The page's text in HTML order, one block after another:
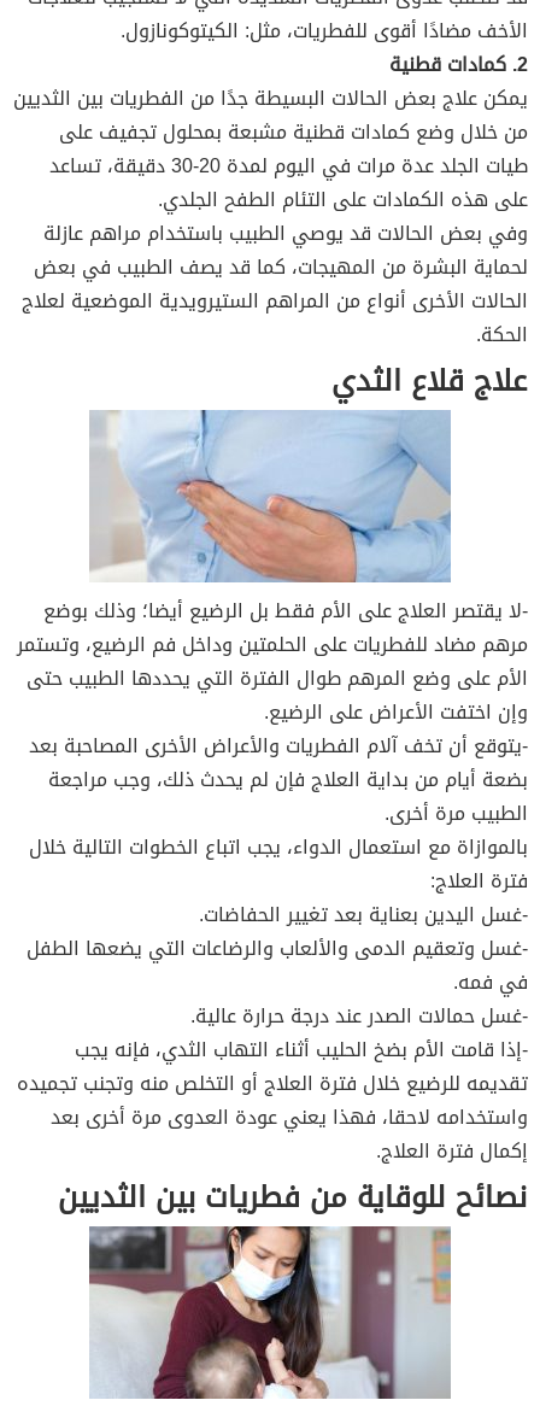
الأخف مضادًا أقوى للفطريات، مثل: الكيتوكونازول.
2. كمادات قطنية
يمكن علاج بعض الحالات البسيطة جدًا من الفطريات بين الثديين
من خلال وضع كمادات قطنية مشبعة بمحلول تجفيف على
طيات الجلد عدة مرات في اليوم لمدة 20-30 دقيقة، تساعد
على هذه الكمادات على التئام الطفح الجلدي.
وفي بعض الحالات قد يوصي الطبيب باستخدام مراهم عازلة
لحماية البشرة من المهيجات، كما قد يصف الطبيب في بعض
الحالات الأخرى أنواع من المراهم الستيرويدية الموضعية لعلاج
الحكة.
علاج قلاع الثدي
-لا يقتصر العلاج على الأم فقط بل الرضيع أيضا؛ وذلك بوضع
مرهم مضاد للفطريات على الحلمتين وداخل فم الرضيع، وتستمر
الأم على وضع المرهم طوال الفترة التي يحددها الطبيب حتى
وإن اختفت الأعراض على الرضيع.
-يتوقع أن تخف آلام الفطريات والأعراض الأخرى المصاحبة بعد
بضعة أيام من بداية العلاج فإن لم يحدث ذلك، وجب مراجعة
الطبيب مرة أخرى.
بالموازاة مع استعمال الدواء، يجب اتباع الخطوات التالية خلال
فترة العلاج:
-غسل اليدين بعناية بعد تغيير الحفاضات.
-غسل وتعقيم الدمى والألعاب والرضاعات التي يضعها الطفل
في فمه.
-غسل حمالات الصدر عند درجة حرارة عالية.
-إذا قامت الأم بضخ الحليب أثناء التهاب الثدي، فإنه يجب
تقديمه للرضيع خلال فترة العلاج أو التخلص منه وتجنب تجميده
واستخدامه لاحقا، فهذا يعني عودة العدوى مرة أخرى بعد
إكمال فترة العلاج.
نصائح للوقاية من فطريات بين الثديين